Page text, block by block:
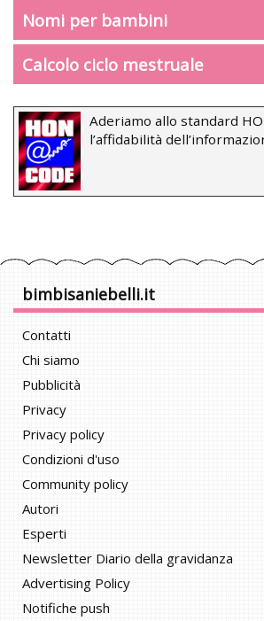
Nomi per bambini
Calcolo ciclo mestruale
Aderiamo allo standard
l’affidabilità
bimbisaniebelli.it
Contatti
Chi siamo
Pubblicità
Privacy
Privacy policy
Condizioni d'uso
Community policy
Autori
Esperti
Newsletter Diario della gravidanza
Advertising Policy
Notifiche push